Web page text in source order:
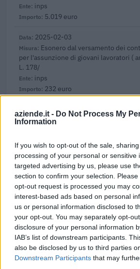
aziende.it - Do Not Process My
Information
If you wish to opt-out of the sale,
processing of your personal or sensitive
targeted advertising by us, please use
section to confirm your selection.
opt-out request is processed you may
interest-based ads based on personal
us or personal information disclosed to
your opt-out. You may separately opt-
disclosure of your personal information
IAB’s list of downstream participants.
also be disclosed by us to third parties
Downstream Participants that may
inps
5.019 euro
2025-02-03
Esonero dal versamento dei
per l'assunzione di giovani lavoratori (
L. 178/
inps
232 euro
2024-10-25
Credito d'imposta sugli
Agenzia delle Entrate
2.631 euro
2024-04-16
Fondo di garanzia per le piccole
Banca del Mezzogiorno
80.000 euro
2024-03-11
Contributo a fondo perduto
[decisione su SA.100155 e modifiche
temporale al 30.6.22) ai sensi